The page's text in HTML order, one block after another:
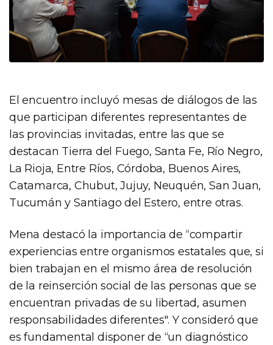
El encuentro incluyó mesas de diálogos de las
que participan diferentes representantes de
las provincias invitadas, entre las que se
destacan Tierra del Fuego, Santa Fe, Río Negro,
La Rioja, Entre Ríos, Córdoba, Buenos Aires,
Catamarca, Chubut, Jujuy, Neuquén, San Juan,
Tucumán y Santiago del Estero, entre otras.
Mena destacó la importancia de “compartir
experiencias entre organismos estatales que, si
bien trabajan en el mismo área de resolución
de la reinserción social de las personas que se
encuentran privadas de su libertad, asumen
responsabilidades diferentes". Y consideró que
es fundamental disponer de “un diagnóstico